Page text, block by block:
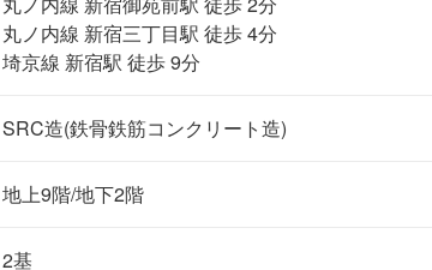
丸ノ内線 新宿三丁目駅 徒歩 4分
埼京線 新宿駅 徒歩 9分
SRC造(鉄骨鉄筋コンクリート造)
地上9階/地下2階
2基